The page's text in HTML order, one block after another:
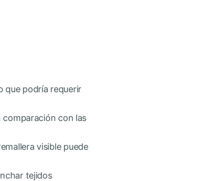
que podría requerir
comparación con las
visible puede
tejidos